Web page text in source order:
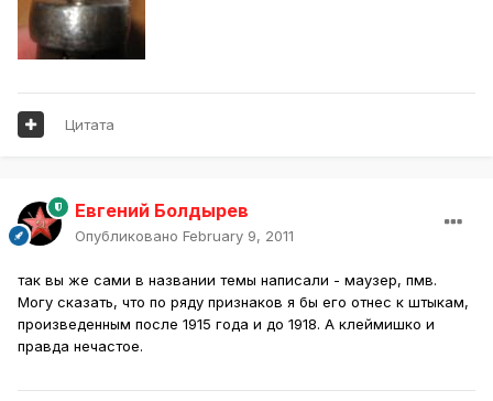
Цитата
Евгений Болдырев
Опубликовано February 9, 2011
так вы же сами в названии темы написали - маузер, пмв.
Могу сказать, что по ряду признаков я бы его отнес к штыкам,
произведенным после 1915 года и до 1918. А клеймишко и
правда нечастое.